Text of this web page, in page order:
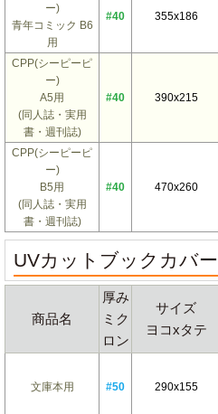
ー)
青年コミック B6
用
#40 355x186
CPP(シーピーピ
ー)
A5用
(同人誌・実用
書・週刊誌)
#40 390x215
CPP(シーピーピ
ー)
B5用
(同人誌・実用
書・週刊誌)
#40 470x260
UVカットブックカバー
商品名
厚み
ミク
ロン
サイズ
ヨコxタテ
文庫本用 #50 290x155